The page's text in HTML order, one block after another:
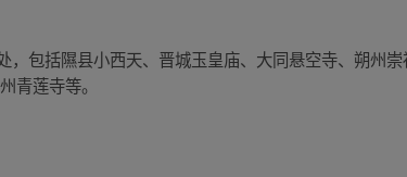
，包括隰县小西天、晋城玉皇庙、大同悬空寺、朔州
青莲寺等。